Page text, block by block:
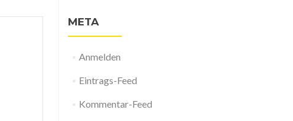
META
Anmelden
Eintrags-Feed
Kommentar-Feed